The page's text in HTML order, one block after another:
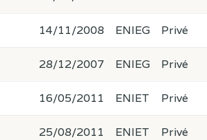
14/11/2008 ENIEG Privé
28/12/2007 ENIEG Privé
16/05/2011 ENIET Privé
25/08/2011 ENIET Privé